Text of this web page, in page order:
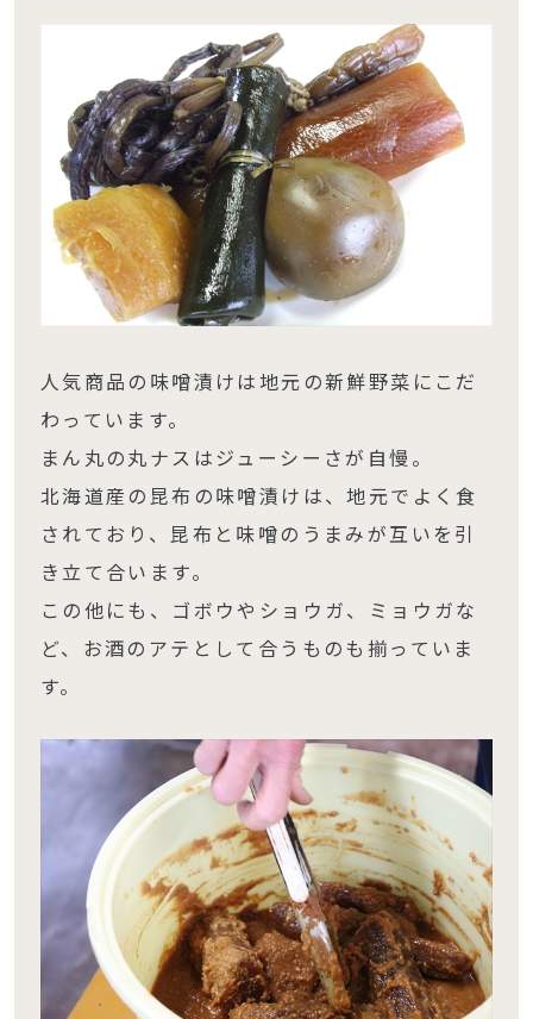
人気商品の味噌漬けは地元の新鮮野菜にこだ
わっています。
まん丸の丸ナスはジューシーさが自慢。
北海道産の昆布の味噌漬けは、地元でよく食
されており、昆布と味噌のうまみが互いを引
き立て合います。
この他にも、ゴボウやショウガ、ミョウガな
ど、お酒のアテとして合うものも揃っていま
す。